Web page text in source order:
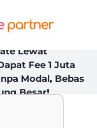
Lewat
Fee 1 Juta
Modal, Bebas
Besar!